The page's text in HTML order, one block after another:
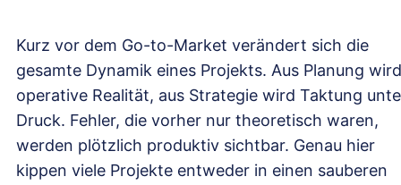
Kurz vor dem Go-to-Market verändert sich die
gesamte Dynamik eines Projekts. Aus Planung wird
operative Realität, aus Strategie wird Taktung
Druck. Fehler, die vorher nur theoretisch waren,
werden plötzlich produktiv sichtbar. Genau hier
kippen viele Projekte entweder in einen sauberen